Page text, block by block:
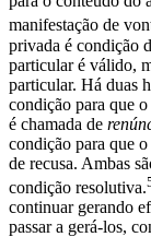
manifestação de
privada é condição
particular é válido,
particular. Há duas
condição para que
é chamada de
condição para que
de recusa. Ambas
condição resolutiva.
continuar gerando
passar a gerá-los,